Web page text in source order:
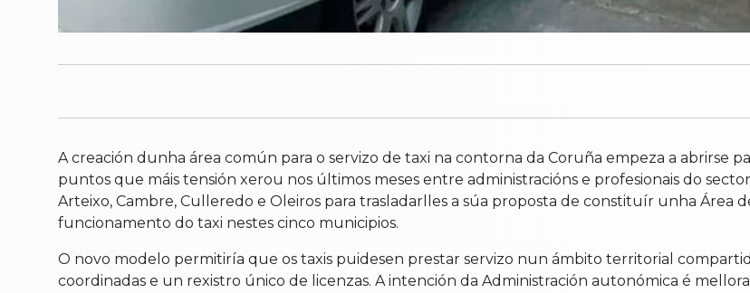
A creación dunha área común para o servizo de taxi na contorna da Coruña empeza a abrirse
puntos que máis tensión xerou nos últimos meses entre administracións e profesionais do
Arteixo, Cambre, Culleredo e Oleiros para trasladarlles a súa proposta de constituír unha Área
funcionamento do taxi nestes cinco municipios.
O novo modelo permitiría que os taxis puidesen prestar servizo nun ámbito territorial
coordinadas e un rexistro único de licenzas. A intención da Administración autonómica é